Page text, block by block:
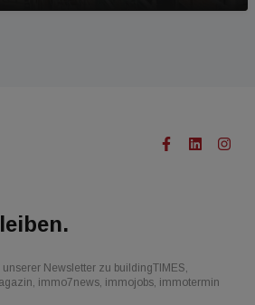
Newsletter zu buildingTIMES,
immo7news, immojobs, immotermin